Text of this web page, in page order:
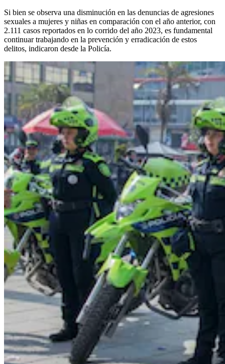
Si bien se observa una disminución en las denuncias de agresiones
sexuales a mujeres y niñas en comparación con el año anterior, con
2.111 casos reportados en lo corrido del año 2023, es fundamental
continuar trabajando en la prevención y erradicación de estos
delitos, indicaron desde la Policía.